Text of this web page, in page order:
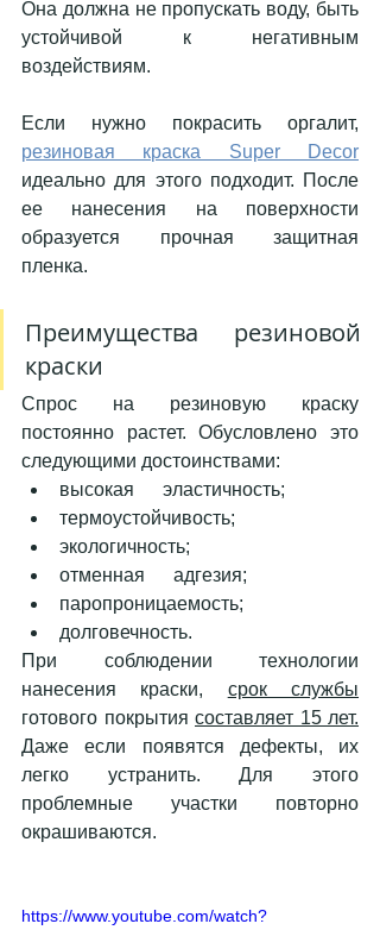
Она должна не пропускать воду, быть
устойчивой к негативным
воздействиям.
резиновая краска Super Decor
идеально для этого подходит. После
ее нанесения на поверхности
образуется прочная защитная
пленка.
Преимущества резиновой
краски
Спрос на резиновую краску
постоянно растет. Обусловлено это
следующими достоинствами:
высокая      эластичность;
термоустойчивость;
экологичность;
отменная      адгезия;
паропроницаемость;
долговечность.
При соблюдении технологии
нанесения краски, срок службы
готового покрытия составляет 15 лет.
Даже если появятся дефекты, их
легко устранить. Для этого
проблемные участки повторно
окрашиваются.
https://www.youtube.com/watch?